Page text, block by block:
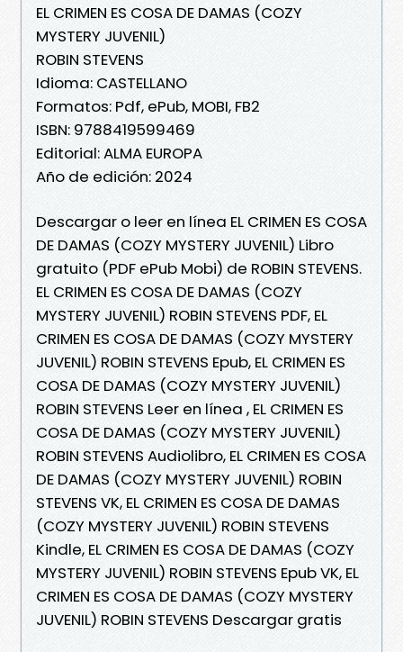
EL CRIMEN ES COSA DE DAMAS (COZY
MYSTERY JUVENIL)
ROBIN STEVENS
Idioma: CASTELLANO
Formatos: Pdf, ePub, MOBI, FB2
ISBN: 9788419599469
Editorial: ALMA EUROPA
Año de edición: 2024
Descargar o leer en línea EL CRIMEN ES COSA
DE DAMAS (COZY MYSTERY JUVENIL) Libro
gratuito (PDF ePub Mobi) de ROBIN STEVENS.
EL CRIMEN ES COSA DE DAMAS (COZY
MYSTERY JUVENIL) ROBIN STEVENS PDF, EL
CRIMEN ES COSA DE DAMAS (COZY MYSTERY
JUVENIL) ROBIN STEVENS Epub, EL CRIMEN ES
COSA DE DAMAS (COZY MYSTERY JUVENIL)
ROBIN STEVENS Leer en línea , EL CRIMEN ES
COSA DE DAMAS (COZY MYSTERY JUVENIL)
ROBIN STEVENS Audiolibro, EL CRIMEN ES COSA
DE DAMAS (COZY MYSTERY JUVENIL) ROBIN
STEVENS VK, EL CRIMEN ES COSA DE DAMAS
(COZY MYSTERY JUVENIL) ROBIN STEVENS
Kindle, EL CRIMEN ES COSA DE DAMAS (COZY
MYSTERY JUVENIL) ROBIN STEVENS Epub VK, EL
CRIMEN ES COSA DE DAMAS (COZY MYSTERY
JUVENIL) ROBIN STEVENS Descargar gratis